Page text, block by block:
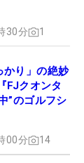
30分 1
かり」の絶妙
FJクオンタ
”のゴルフシ
00分 14